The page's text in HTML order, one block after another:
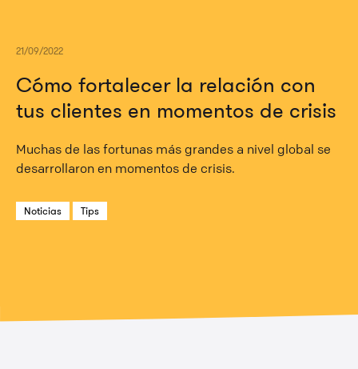
21/09/2022
Cómo fortalecer la relación con
tus clientes en momentos de crisis
Muchas de las fortunas más grandes a nivel global se
desarrollaron en momentos de crisis.
Noticias Tips